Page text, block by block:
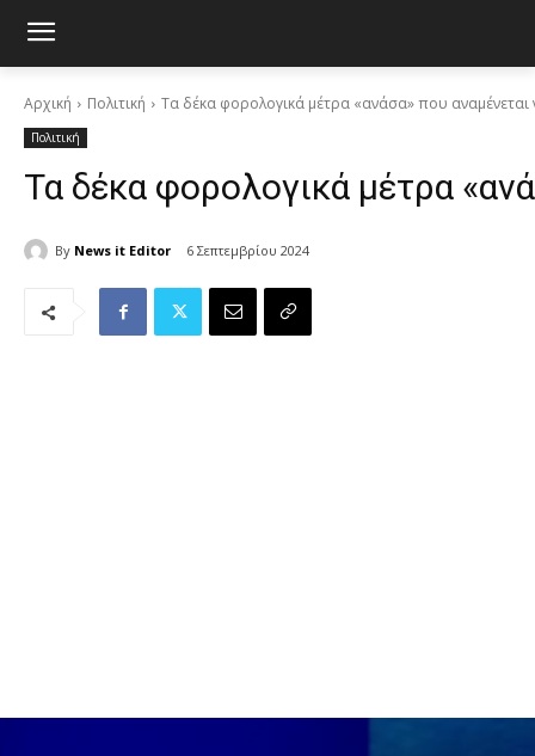
Αρχική Πολιτική Τα δέκα φορολογικά μέτρα «ανάσα» που
Πολιτική
Τα δέκα φορολογικά μέτρα
By News it Editor 6 Σεπτεμβρίου 2024